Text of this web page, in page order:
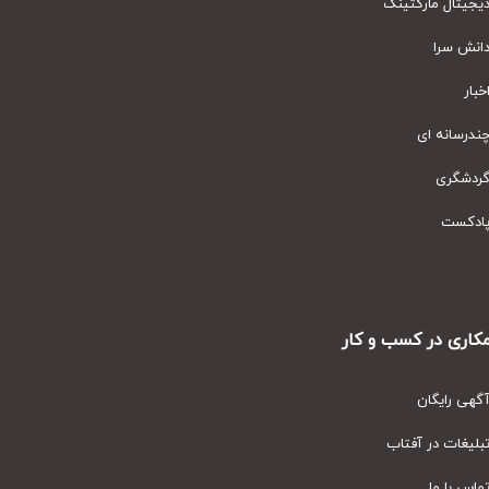
مارکتینگ
سرا
ای
در کسب و کار
رایگان
در آفتاب